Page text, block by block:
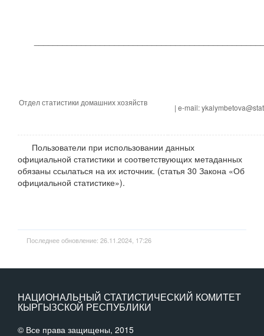
Отдел статистики домашних хозяйств
| e-mail:
Пользователи при использовании данных
официальной статистики и соответствующих метаданных
обязаны ссылаться на их источник. (статья 30 Закона «Об
официальной статистике»).
Последнее обновление: 26.11.2024, 17:26
НАЦИОНАЛЬНЫЙ СТАТИСТИЧЕСКИЙ КОМИТЕТ
КЫРГЫЗСКОЙ РЕСПУБЛИКИ
© Все права защищены, 2015